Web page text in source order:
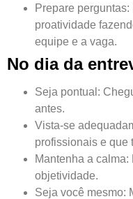
Prepare perguntas:
proatividade
equipe e a vaga.
No dia da
Seja pontual :
antes.
Vista-se
profissionais e que
Mantenha a calma:
objetividade.
Seja você mesmo: